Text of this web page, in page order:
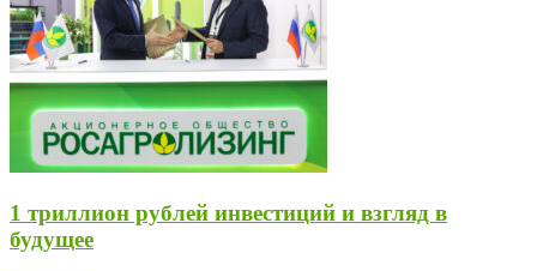
1 триллион рублей инвестиций и взгляд в
будущее